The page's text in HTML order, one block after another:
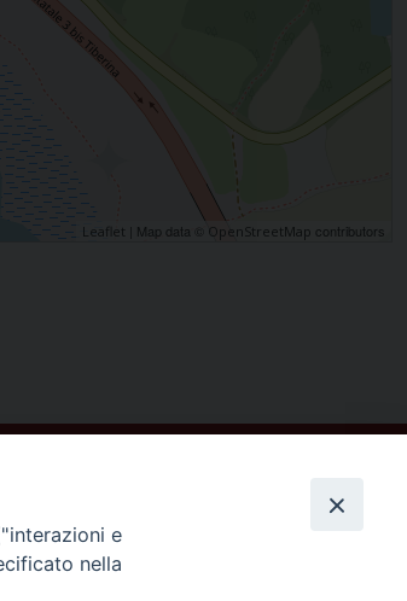
Leaflet | Map data © OpenStreetMap contributors
e
nella